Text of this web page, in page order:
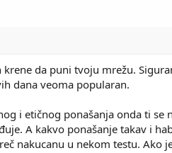
da puni tvoju mrežu.
dana veoma popularan.
i etičnog ponašanja onda ti se
A kakvo ponašanje takav i
nakucanu u nekom testu.